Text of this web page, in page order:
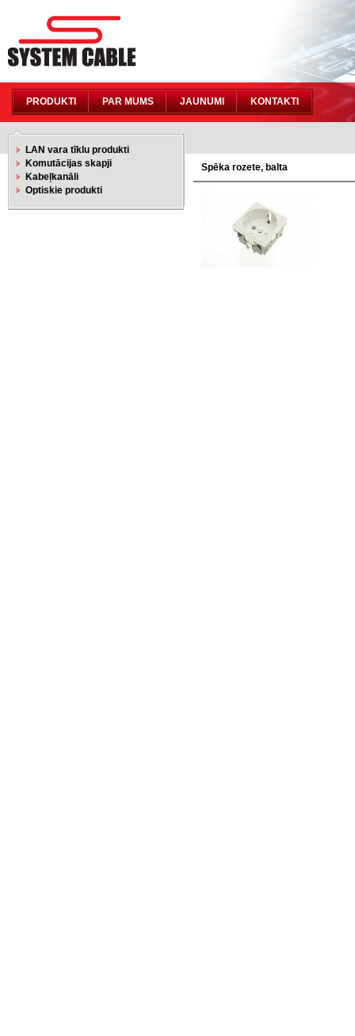
PRODUKTI PAR MUMS JAUNUMI KONTAKTI
LAN vara tīklu produkti
Komutācijas skapji
Kabeļkanāli
Optiskie produkti
Spēka rozete, balta